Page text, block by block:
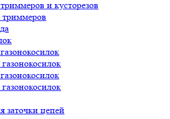
и кусторезов
заточки цепей